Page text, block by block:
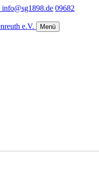
info@sg1898.de 09682
Menü